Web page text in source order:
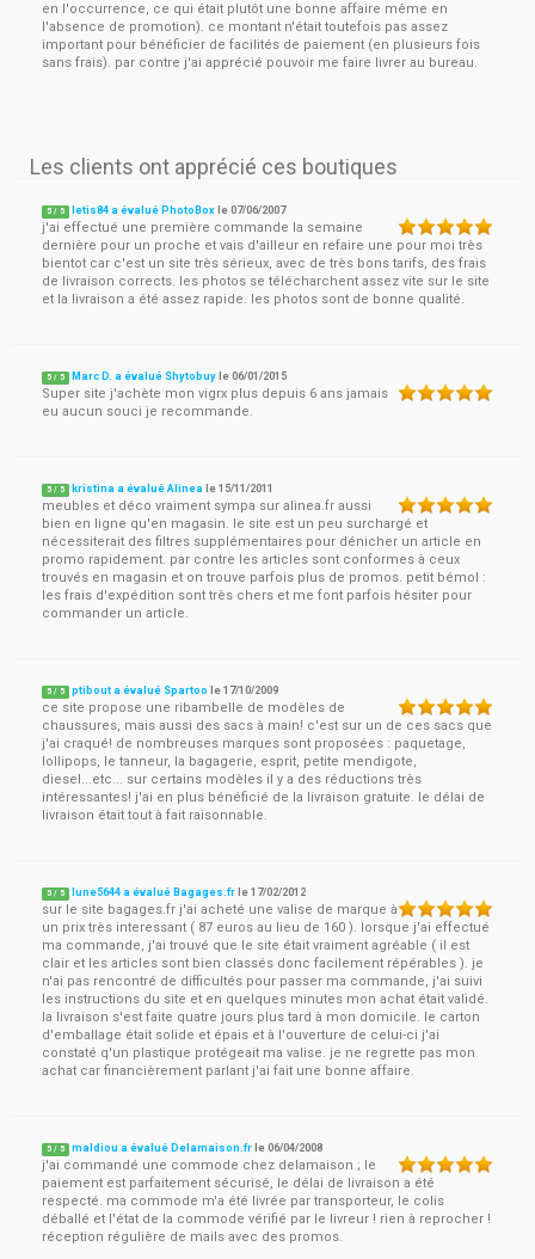
en l'occurrence, ce qui était plutôt une bonne affaire même en
l'absence de promotion). ce montant n'était toutefois pas assez
important pour bénéficier de facilités de paiement (en plusieurs fois
sans frais). par contre j'ai apprécié pouvoir me faire livrer au bureau.
Les clients ont apprécié ces boutiques
5 / 5 letis84 a évalué PhotoBox le07/06/2007
j'ai effectué une première commande la semaine
dernière pour un proche et vais d'ailleur en refaire une pour moi très
bientot car c'est un site très sérieux, avec de très bons tarifs, des frais
de livraison corrects. les photos se télécharchent assez vite sur le site
et la livraison a été assez rapide. les photos sont de bonne qualité.
5 / 5 Marc D. a évalué Shytobuy le06/01/2015
Super site j'achète mon vigrx plus depuis 6 ans jamais
eu aucun souci je recommande.
5 / 5 kristina a évalué Alinea le15/11/2011
meubles et déco vraiment sympa sur alinea.fr aussi
bien en ligne qu'en magasin. le site est un peu surchargé et
nécessiterait des filtres supplémentaires pour dénicher un article en
promo rapidement. par contre les articles sont conformes à ceux
trouvés en magasin et on trouve parfois plus de promos. petit bémol :
les frais d'expédition sont très chers et me font parfois hésiter pour
commander un article.
5 / 5 ptibout a évalué Spartoo le17/10/2009
ce site propose une ribambelle de modèles de
chaussures, mais aussi des sacs à main! c'est sur un de ces sacs que
j'ai craqué! de nombreuses marques sont proposées : paquetage,
lollipops, le tanneur, la bagagerie, esprit, petite mendigote,
diesel...etc... sur certains modèles il y a des réductions très
intéressantes! j'ai en plus bénéficié de la livraison gratuite. le délai de
livraison était tout à fait raisonnable.
5 / 5 lune5644 a évalué Bagages.fr le17/02/2012
sur le site bagages.fr j'ai acheté une valise de marque à
un prix très interessant ( 87 euros au lieu de 160 ). lorsque j'ai effectué
ma commande, j'ai trouvé que le site était vraiment agréable ( il est
clair et les articles sont bien classés donc facilement répérables ). je
n'ai pas rencontré de difficultés pour passer ma commande, j'ai suivi
les instructions du site et en quelques minutes mon achat était validé.
la livraison s'est faite quatre jours plus tard à mon domicile. le carton
d'emballage était solide et épais et à l'ouverture de celui-ci j'ai
constaté q'un plastique protégeait ma valise. je ne regrette pas mon
achat car financièrement parlant j'ai fait une bonne affaire.
5 / 5 maldiou a évalué Delamaison.fr le06/04/2008
j'ai commandé une commode chez delamaison ; le
paiement est parfaitement sécurisé, le délai de livraison a été
respecté. ma commode m'a été livrée par transporteur, le colis
déballé et l'état de la commode vérifié par le livreur ! rien à reprocher !
réception régulière de mails avec des promos.